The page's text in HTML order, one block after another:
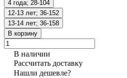
4 года; 28-104
12-13 лет; 36-152
13-14 лет; 36-158
В корзину
В наличии
Рассчитать доставку
Нашли дешевле?